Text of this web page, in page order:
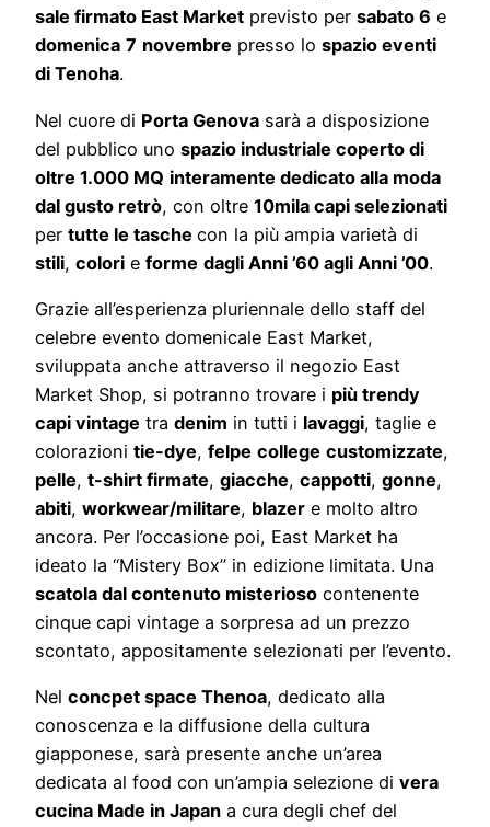
sale firmato East Market previsto per sabato 6 e
domenica 7 novembre presso lo spazio eventi
di Tenoha.
Nel cuore di Porta Genova sarà a disposizione
del pubblico uno spazio industriale coperto di
oltre 1.000 MQ interamente dedicato alla moda
dal gusto retrò, con oltre 10mila capi selezionati
per tutte le tasche con la più ampia varietà di
stili, colori e forme dagli Anni ’60 agli Anni ’00.
Grazie all’esperienza pluriennale dello staff del
celebre evento domenicale East Market,
sviluppata anche attraverso il negozio East
Market Shop, si potranno trovare i più trendy
capi vintage tra denim in tutti i lavaggi, taglie e
colorazioni tie-dye, felpe college customizzate,
pelle, t-shirt firmate, giacche, cappotti, gonne,
abiti, workwear/militare, blazer e molto altro
ancora. Per l’occasione poi, East Market ha
ideato la “Mistery Box” in edizione limitata. Una
scatola dal contenuto misterioso contenente
cinque capi vintage a sorpresa ad un prezzo
scontato, appositamente selezionati per l’evento.
Nel concpet space Thenoa, dedicato alla
conoscenza e la diffusione della cultura
giapponese, sarà presente anche un’area
dedicata al food con un’ampia selezione di vera
cucina Made in Japan a cura degli chef del